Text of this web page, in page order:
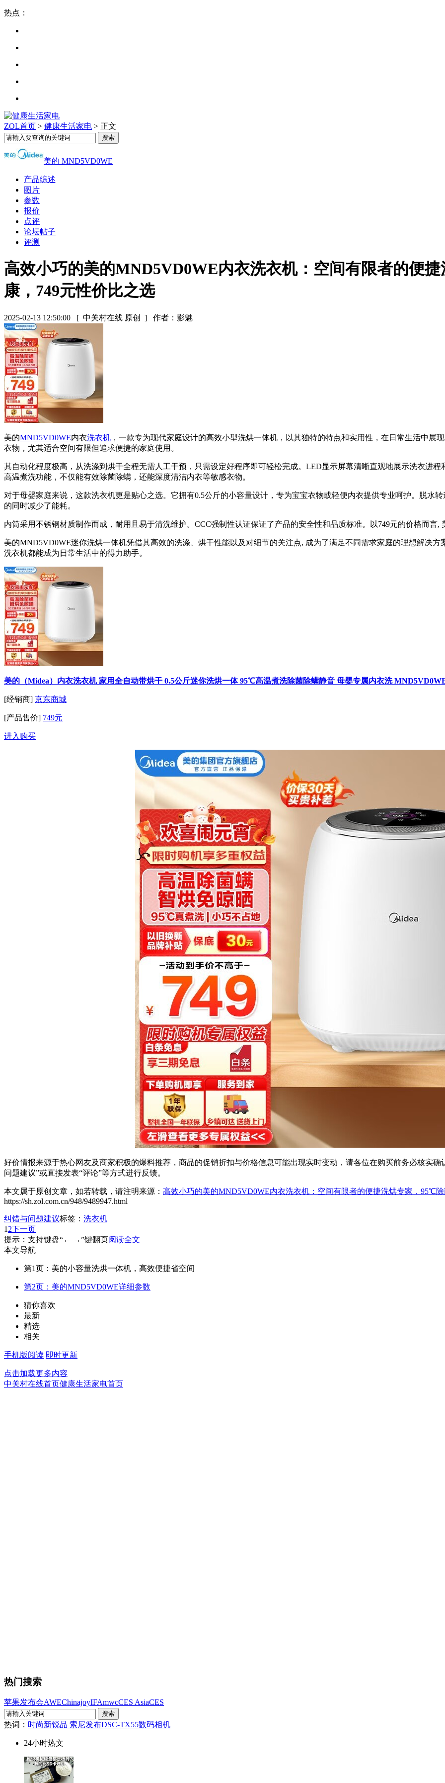
热点：
ZOL首页 > 健康生活家电 > 正文
美的 MND5VD0WE
产品综述
图片
参数
报价
点评
论坛帖子
评测
高效小巧的美的MND5VD0WE内衣洗衣机：空间有限者的便
康，749元性价比之选
2025-02-13 12:50:00 [ 中关村在线 原创 ] 作者：影魅
美的MND5VD0WE内衣洗衣机 ，一款专为现代家庭设计的高效小型洗烘一体机，以其独特的特点和实用性，在日常生活中展
衣物，尤其适合空间有限但追求便捷的家庭使用。
其自动化程度极高，从洗涤到烘干全程无需人工干预，只需设定好程序即可轻松完成。LED显示屏幕清晰直观地展示洗衣进
高温煮洗功能，不仅能有效除菌除螨，还能深度清洁内衣等敏感衣物。
对于母婴家庭来说，这款洗衣机更是贴心之选。它拥有0.5公斤的小容量设计，专为宝宝衣物或轻便内衣提供专业呵护。脱水
的同时减少了能耗。
内筒采用不锈钢材质制作而成，耐用且易于清洗维护。CCC强制性认证保证了产品的安全性和品质标准。以749元的价格而言
美的MND5VD0WE迷你洗烘一体机凭借其高效的洗涤、烘干性能以及对细节的关注点, 成为了满足不同需求家庭的理想解决
洗衣机都能成为日常生活中的得力助手。
美的（Midea）内衣洗衣机 家用全自动带烘干 0.5公斤迷你洗烘一体 95℃高温煮洗除菌除螨静音 母婴专属内衣洗
[经销商] 京东商城
[产品售价] 749元
进入购买
好价情报来源于热心网友及商家积极的爆料推荐，商品的促销折扣与价格信息可能出现实时变动，请各位在购买前务必核实
问题建议”或直接发表“评论”等方式进行反馈。
本文属于原创文章，如若转载，请注明来源： 高效小巧的美的MND5VD0WE内衣洗衣机：空间有限者的便捷洗烘专家，95℃
https://sh.zol.com.cn/948/9489947.html
纠错与问题建议标签： 洗衣机
1 2下一页
提示：支持键盘“← →”键翻页阅读全文
本文导航
第1页：美的小容量洗烘一体机，高效便捷省空间
第2页：美的MND5VD0WE详细参数
猜你喜欢
最新
精选
相关
手机版阅读 即时更新
点击加载更多内容
中关村在线首页健康生活家电首页
热门搜索
苹果发布会AWEChinajoyIFAmwcCES AsiaCES
热词： 时尚新锐品 索尼发布DSC-TX55数码相机
24小时热文